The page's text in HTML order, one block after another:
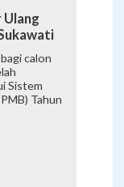
calon
Sistem
Tahun